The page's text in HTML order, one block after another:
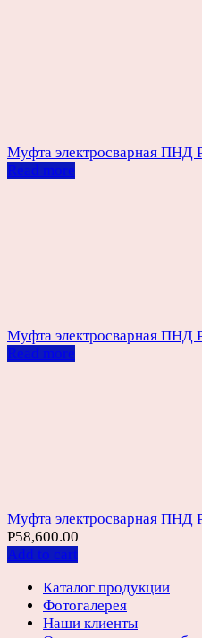
Муфта электросварная ПНД
Read more
Муфта электросварная ПНД
Read more
Муфта электросварная ПНД
Р58,600.00
Add to cart
Каталог продукции
Фотогалерея
Наши клиенты